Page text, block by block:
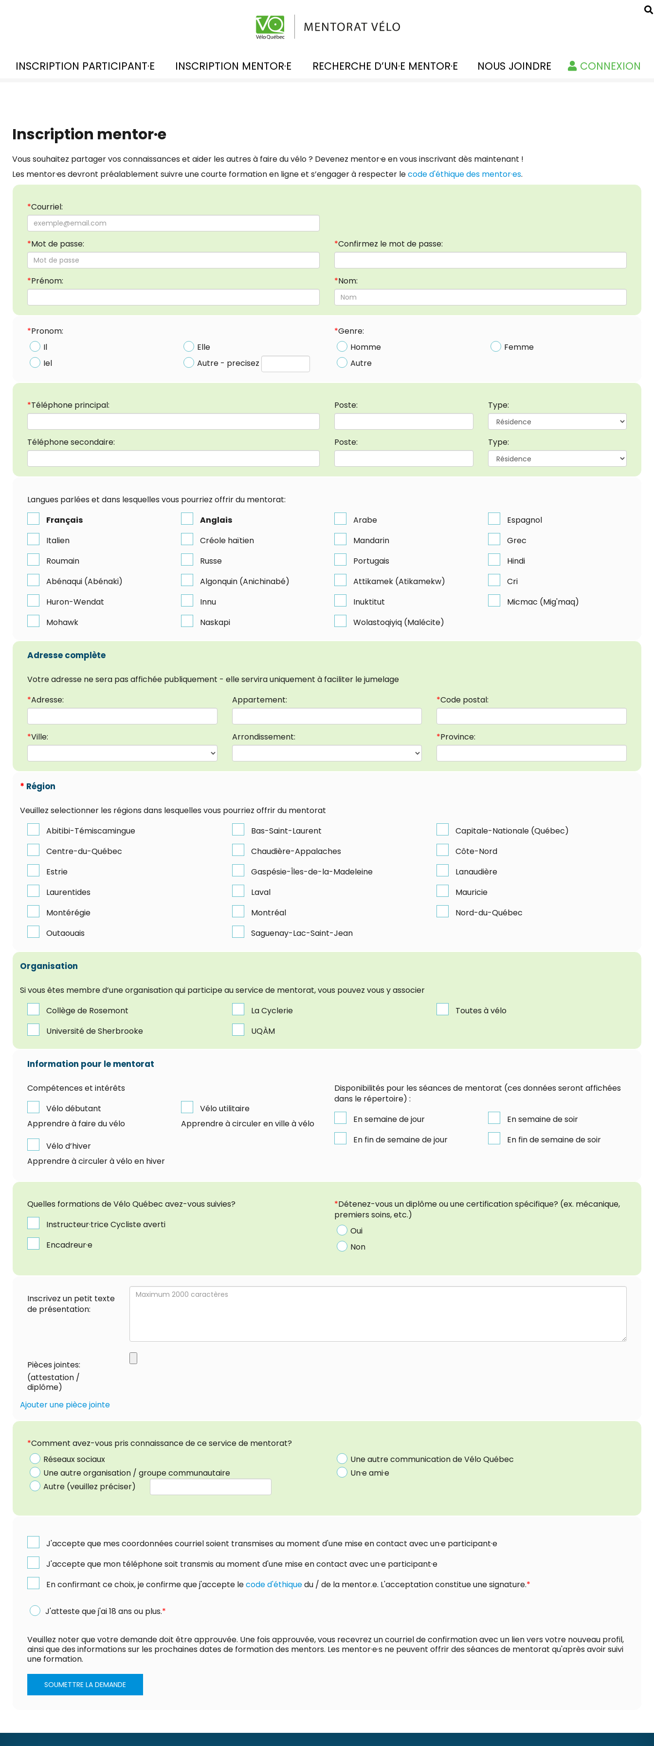
INSCRIPTION PARTICIPANT·E INSCRIPTION MENTOR·E RECHERCHE D’UN·E MENTOR·E NOUS JOINDRE CONNEXION
Inscription mentor·e
Vous souhaitez partager vos connaissances et aider les autres à faire du vélo ? Devenez mentor·e en vous inscrivant dès maintenant !
Les mentor·es devront préalablement suivre une courte formation en ligne et s’engager à respecter lecode d'éthique des mentor·es.
*Courriel:
*Mot de passe: *Confirmez le mot de passe:
*Prénom: *Nom:
*Pronom:
Il
Elle
Iel
Autre - precisez
*Genre:
Homme
Femme
Autre
*Téléphone principal: Poste: Type:
Téléphone secondaire: Poste: Type:
Langues parlées et dans lesquelles vous pourriez offrir du mentorat:
Français
Anglais Arabe
Espagnol
Italien
Créole haïtien Mandarin
Grec
Roumain
Russe Portugais
Hindi
Abénaqui (Abénaki)
Algonquin (Anichinabé) Attikamek (Atikamekw)
Cri
Huron-Wendat
Innu Inuktitut
Micmac (Mig'maq)
Mohawk
Naskapi Wolastoqiyiq (Malécite)
Adresse complète
Votre adresse ne sera pas affichée publiquement - elle servira uniquement à faciliter le jumelage
*Adresse: Appartement: *Code postal:
*Ville: Arrondissement: *Province:
* Région
Veuillez selectionner les régions dans lesquelles vous pourriez offrir du mentorat
Abitibi-Témiscamingue
Bas-Saint-Laurent
Capitale-Nationale (Québec)
Centre-du-Québec
Chaudière-Appalaches
Côte-Nord
Estrie
Gaspésie-Îles-de-la-Madeleine
Lanaudière
Laurentides
Laval
Mauricie
Montérégie
Montréal
Nord-du-Québec
Outaouais
Saguenay-Lac-Saint-Jean
Organisation
Si vous êtes membre d’une organisation qui participe au service de mentorat, vous pouvez vous y associer
Collège de Rosemont
La Cyclerie
Toutes à vélo
Université de Sherbrooke
UQÀM
Information pour le mentorat
Compétences et intérêts
Vélo débutant
Apprendre à faire du vélo
Vélo utilitaire
Apprendre à circuler en ville à vélo
Vélo d’hiver
Apprendre à circuler à vélo en hiver
Disponibilités pour les séances de mentorat (ces données seront affichées
dans le répertoire) :
En semaine de jour
En semaine de soir
En fin de semaine de jour
En fin de semaine de soir
Quelles formations de Vélo Québec avez-vous suivies?
Instructeur·trice Cycliste averti
Encadreur·e
*Détenez-vous un diplôme ou une certification spécifique? (ex. mécanique,
premiers soins, etc.)
Oui
Non
Inscrivez un petit texte
de présentation:
Pièces jointes:
(attestation /
diplôme)
Ajouter une pièce jointe
*Comment avez-vous pris connaissance de ce service de mentorat?
Réseaux sociaux
Une autre communication de Vélo Québec
Une autre organisation / groupe communautaire
Un·e ami·e
Autre (veuillez préciser)
J'accepte que mes coordonnées courriel soient transmises au moment d'une mise en contact avec un·e participant·e
J'accepte que mon téléphone soit transmis au moment d'une mise en contact avec un·e participant·e
En confirmant ce choix, je confirme que j'accepte lecode d'éthiquedu / de la mentor.e. L'acceptation constitue une signature.*
J'atteste que j'ai 18 ans ou plus.*
Veuillez noter que votre demande doit être approuvée. Une fois approuvée, vous recevrez un courriel de confirmation avec un lien vers votre nouveau profil,
ainsi que des informations sur les prochaines dates de formation des mentors. Les mentor·e·s ne peuvent offrir des séances de mentorat qu'après avoir suivi
une formation.
SOUMETTRE LA DEMANDE